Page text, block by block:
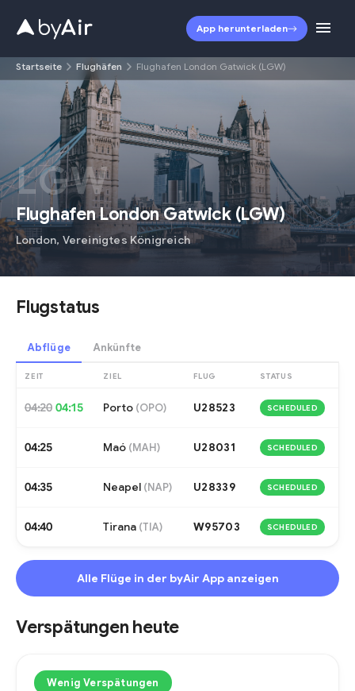
App herunterladen
Startseite Flughäfen Flughafen London Gatwick (LGW)
LGW
Flughafen London Gatwick(LGW)
London, Vereinigtes Königreich
Flugstatus
Abflüge Ankünfte
ZEIT ZIEL FLUG STATUS
04:20 04:15 Porto (OPO) U28523 SCHEDULED
04:25 Maó (MAH) U28031 SCHEDULED
04:35 Neapel (NAP) U28339 SCHEDULED
04:40 Tirana (TIA) W95703 SCHEDULED
Alle Flüge in der byAir App anzeigen
Verspätungen heute
Wenig Verspätungen